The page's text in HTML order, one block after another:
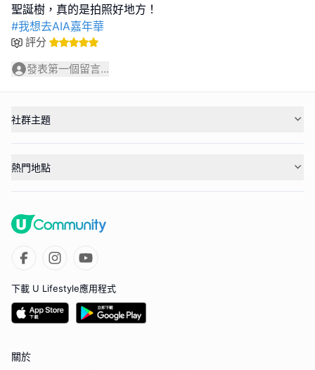
#我想去AIA嘉年華
評分
發表第一個留言...
社群主題
熱門地點
下載 U Lifestyle應用程式
關於